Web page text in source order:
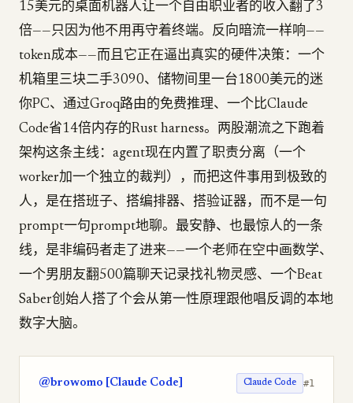
15美元的桌面机器人让一个自由职业者的收入翻了3
倍——只因为他不用再守着终端。反向暗流一样响——
token成本——而且它正在逼出真实的硬件决策：一个
机箱里三块二手3090、储物间里一台1800美元的迷
你PC、通过Groq路由的免费推理、一个比Claude
Code省14倍内存的Rust harness。两股潮流之下跑着
架构这条主线：agent现在内置了职责分离（一个
worker加一个独立的裁判），而把这件事用到极致的
人，是在搭班子、搭编排器、搭验证器，而不是一句
prompt一句prompt地聊。最安静、也最惊人的一条
线，是非编码者走了进来——一个老师在空中画数学、
一个男朋友翻500篇聊天记录找礼物灵感、一个Beat
Saber创始人搭了个会从第一性原理跟他唱反调的本地
数字大脑。
@browomo [Claude Code] Claude Code #1